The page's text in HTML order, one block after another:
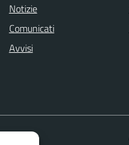
Notizie
Comunicati
Avvisi